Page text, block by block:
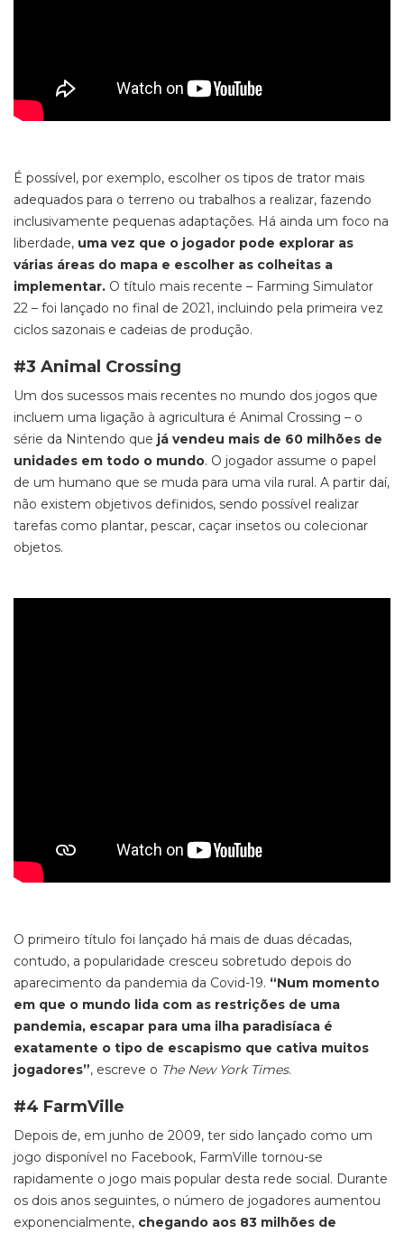
É possível, por exemplo, escolher os tipos de trator mais
adequados para o terreno ou trabalhos a realizar, fazendo
inclusivamente pequenas adaptações. Há ainda um foco na
liberdade, uma vez que o jogador pode explorar as
várias áreas do mapa e escolher as colheitas a
implementar. O título mais recente – Farming Simulator
22 – foi lançado no final de 2021, incluindo pela primeira vez
ciclos sazonais e cadeias de produção.
#3 Animal Crossing
Um dos sucessos mais recentes no mundo dos jogos que
incluem uma ligação à agricultura é Animal Crossing – o
série da Nintendo que já vendeu mais de 60 milhões de
unidades em todo o mundo. O jogador assume o papel
de um humano que se muda para uma vila rural. A partir daí,
não existem objetivos definidos, sendo possível realizar
tarefas como plantar, pescar, caçar insetos ou colecionar
objetos.
O primeiro título foi lançado há mais de duas décadas,
contudo, a popularidade cresceu sobretudo depois do
aparecimento da pandemia da Covid-19. “Num momento
em que o mundo lida com as restrições de uma
pandemia, escapar para uma ilha paradisíaca é
exatamente o tipo de escapismo que cativa muitos
jogadores”, escreve o The New York Times.
#4 FarmVille
Depois de, em junho de 2009, ter sido lançado como um
jogo disponível no Facebook, FarmVille tornou-se
rapidamente o jogo mais popular desta rede social. Durante
os dois anos seguintes, o número de jogadores aumentou
exponencialmente, chegando aos 83 milhões de